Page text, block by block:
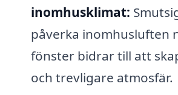
inomhusklimat:
påverka inomhusluften
fönster bidrar till att
och trevligare atmosfär.